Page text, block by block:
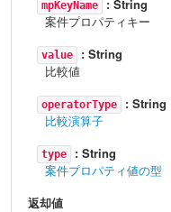
mpKeyName : String
案件プロパティキー
value : String
比較値
operatorType : String
比較演算子
type : String
案件プロパティ値の型
返却値